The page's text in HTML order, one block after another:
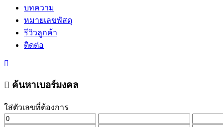
บทความ
หมายเลขพัสดุ
รีวิวลูกค้า
ติดต่อ
ค้นหาเบอร์มงคล
ใส่ตัวเลขที่ต้องการ